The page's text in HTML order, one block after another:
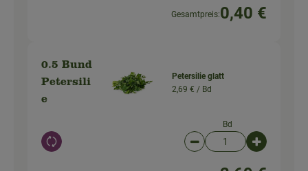
Gesamtpreis:0,40 €
0.5 Bund
Petersili
e
Auswahl ändern
Petersilie glatt
2,69 € / Bd
Bd
Artikelanzahl